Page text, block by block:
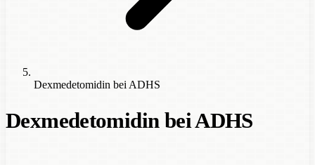
Dexmedetomidin bei ADHS
Dexmedetomidin bei ADHS